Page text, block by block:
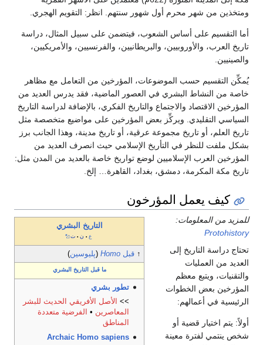
ومتخذين من شهر محرم أول شهور سنتهم. انظر: التقويم الهجري.
أما التقسيم على أساس الشعوب، فيتضمن على سبيل المثال، دراسة
تاريخ العرب، والأوروبيين، والبريطانيين، والفرنسيين، والأمريكيين،
والصينيين.
يُمكِّن التقسيم حسب الموضوعات، المؤرخين من التعامل مع مظاهر
خاصة من النشاط البشري في العصور الماضية، فقد يدرس العديد من
المؤرخين الاقتصاد والاجتماع والتاريخ الفكري، بالإضافة لدراسة التاريخ
السياسي التقليدي. ويركِّز بعض المؤرخين على مواضيع متخصصة مثل
تاريخ العلم، أو تاريخ مجموعة عرقية، أو تاريخ مدينة، وهذا الجانب برز
بشكل ملفت للنظر في التأريخ الإسلامي حيث انصرف العديد من
المؤرخين العرب الإسلاميين لوضع تواريخ خاصة بالعديد من المدن مثل:
تاريخ مكة المكرمة، دمشق، بغداد، القاهرة… إلخ.
كيف يعمل المؤرخون
التاريخ البشري
ع • ن • ت
↑ قبل Homo
(پليوسين)
ما قبل التاريخ البشري
تطور بشري
>>
الأصل الأفريقي الحديث للبشر
المعاصرين •
الفرضية متعددة
المناطق
Archaic Homo sapiens
للمزيد من المعلومات:
Protohistory
تحتاج دراسة التاريخ إلى
العديد من العمليات
والتقنيات، ويتبع معظم
المؤرخين بعض الخطوات
الرئيسية في أعمالهم:
أولاً: يتم اختيار قضية أو
شخص ينتمي لفترة معينة